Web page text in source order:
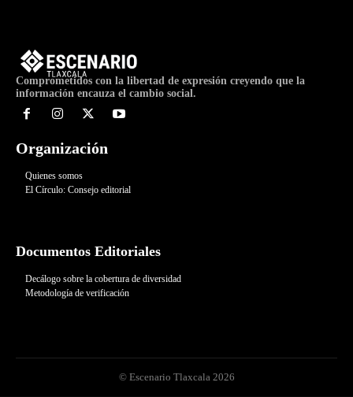
Comprometidos con la libertad de expresión creyendo que la
información encauza el cambio social.
Organización
Quienes somos
El Círculo: Consejo editorial
Documentos Editoriales
Decálogo sobre la cobertura de diversidad
Metodología de verificación
© Escenario Tlaxcala 2026